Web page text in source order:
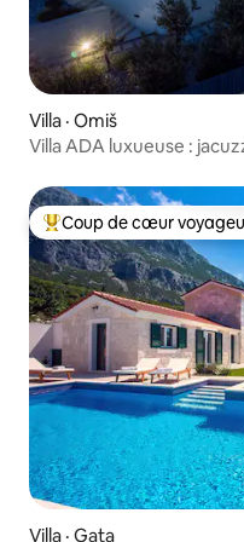
Villa · Omiš
Villa ADA luxueuse :
Coup de cœur voyageurs
Coup de cœur
Villa · Gata